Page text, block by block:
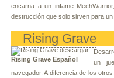
encarna a un infame
destrucción que solo sirven para un
Rising Grave
Rising Grave Español
un
navegador. A diferencia de los